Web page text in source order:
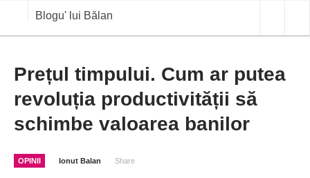
Blogu' lui Bălan
OPINII
ANALIZE
BLOG IN DIALOG
Prețul timpului. Cum ar putea
revoluția productivității să
schimbe valoarea banilor
OPINII Ionut Balan Share